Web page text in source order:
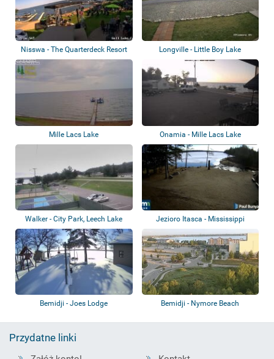
Nisswa - The Quarterdeck Resort
Gull Lak...
Longville - Little Boy Lake
Mille Lacs Lake Onamia - Mille Lacs Lake
Walker - City Park, Leech Lake Jezioro Itasca - Mississippi
Bemidji - Joes Lodge Bemidji - Nymore Beach
Przydatne linki